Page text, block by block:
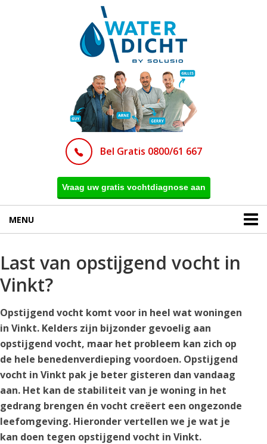
Bel Gratis 0800/61 667
Vraag uw gratis vochtdiagnose aan
MENU
Last van opstijgend vocht in
Vinkt?
Opstijgend vocht komt voor in heel wat woningen
in Vinkt. Kelders zijn bijzonder gevoelig aan
opstijgend vocht, maar het probleem kan zich op
de hele benedenverdieping voordoen. Opstijgend
vocht in Vinkt pak je beter gisteren dan vandaag
aan. Het kan de stabiliteit van je woning in het
gedrang brengen én vocht creëert een ongezonde
leefomgeving. Hieronder vertellen we je wat je
kan doen tegen opstijgend vocht in Vinkt.